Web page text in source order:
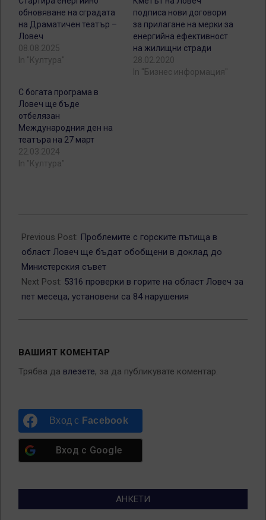
обновяване на сградата
на Драматичен театър –
Ловеч
08.08.2025
In "Култура"
подписа нови договори
за прилагане на мерки за
енергийна ефективност
на жилищни стради
28.02.2020
In "Бизнес информация"
С богата програма в
Ловеч ще бъде
отбелязан
Международния ден на
театъра на 27 март
22.03.2024
In "Култура"
06-
03
Previous Post: Проблемите с горските пътища в
област Ловеч ще бъдат обобщени в доклад до
Министерския съвет
Next Post: 5316 проверки в горите на област Ловеч за
пет месеца, установени са 84 нарушения
ВАШИЯТ КОМЕНТАР
Трябва да влезете, за да публикувате коментар.
Вход с Facebook
Вход с Google
АНКЕТИ